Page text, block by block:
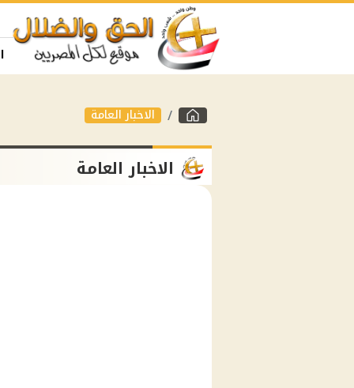
الاخبار العامة
الاخبار العامة